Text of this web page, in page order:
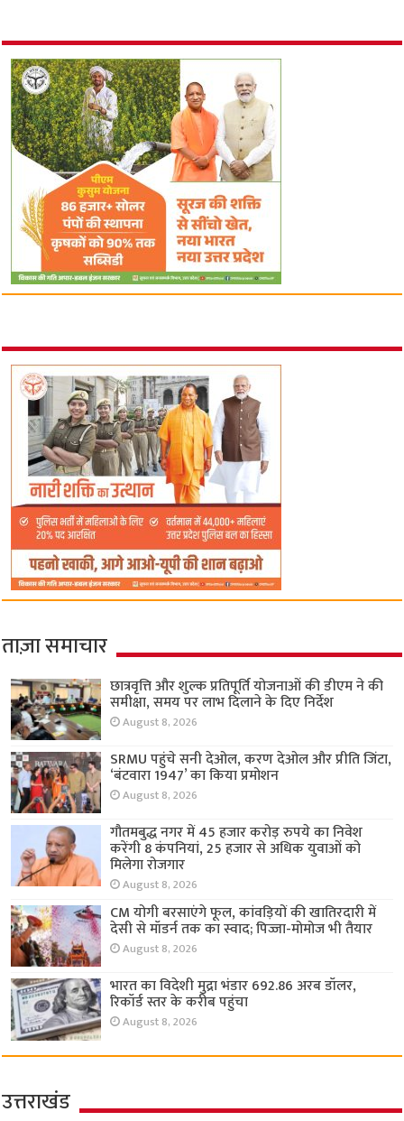
ताज़ा समाचार
छात्रवृत्ति और शुल्क प्रतिपूर्ति योजनाओं की डीएम ने की
समीक्षा, समय पर लाभ दिलाने के दिए निर्देश
August 8, 2026
SRMU पहुंचे सनी देओल, करण देओल और प्रीति जिंटा,
‘बंटवारा 1947’ का किया प्रमोशन
August 8, 2026
गौतमबुद्ध नगर में 45 हजार करोड़ रुपये का निवेश
करेंगी 8 कंपनियां, 25 हजार से अधिक युवाओं को
मिलेगा रोजगार
August 8, 2026
CM योगी बरसाएंगे फूल, कांवड़ियों की खातिरदारी में
देसी से मॉडर्न तक का स्वाद; पिज्जा-मोमोज भी तैयार
August 8, 2026
भारत का विदेशी मुद्रा भंडार 692.86 अरब डॉलर,
रिकॉर्ड स्तर के करीब पहुंचा
August 8, 2026
उत्तराखंड